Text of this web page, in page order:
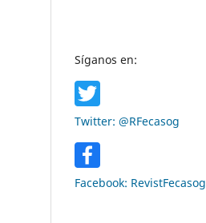
Síganos en:
Twitter: @RFecasog
Facebook: RevistFecasog